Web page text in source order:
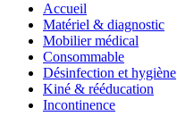
Accueil
Matériel & diagnostic
Mobilier médical
Consommable
Désinfection et hygiène
Kiné & rééducation
Incontinence